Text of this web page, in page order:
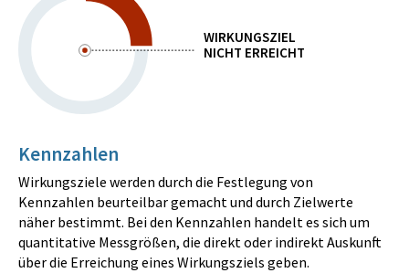
WIRKUNGSZIEL
NICHT ERREICHT
Kennzahlen
Wirkungsziele werden durch die Festlegung von
Kennzahlen beurteilbar gemacht und durch Zielwerte
näher bestimmt. Bei den Kennzahlen handelt es sich um
quantitative Messgrößen, die direkt oder indirekt Auskunft
über die Erreichung eines Wirkungsziels geben.